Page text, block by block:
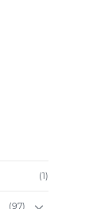
(1)
(97)